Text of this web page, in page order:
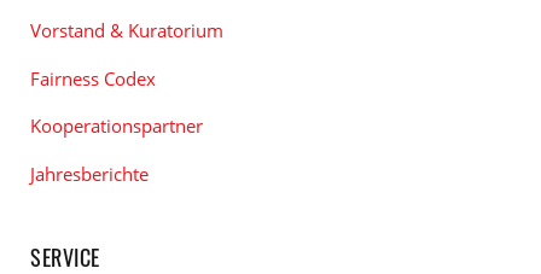
Vorstand & Kuratorium
Fairness Codex
Kooperationspartner
Jahresberichte
SERVICE